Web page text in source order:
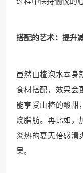
搭配的艺术：提升
虽然山楂泡水本身
食材搭配，效果会
能享受山楂的酸甜
烧脂肪。再比如，
炎热的夏天倍感清
果。